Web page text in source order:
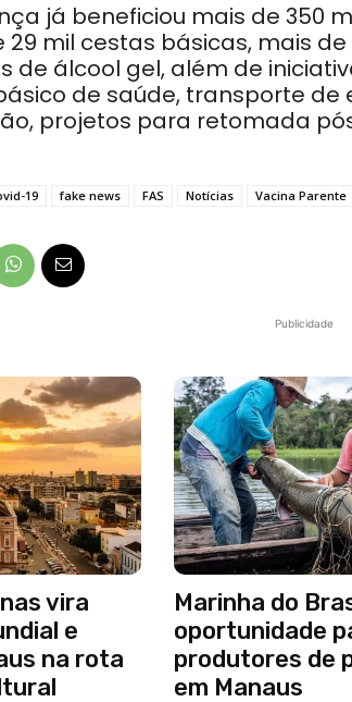
já beneficiou mais de 350
mil cestas básicas, mais
de álcool gel, além de
de saúde, transporte
projetos para retomada
19 fake news FAS Notícias Vacina Parente
Publicidade
vira
e
na rota
Marinha do
oportunidade
produtores de
em Manaus